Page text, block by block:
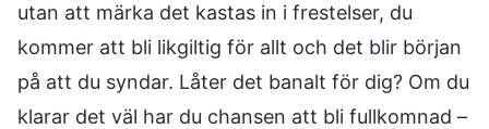
utan att märka det kastas in i frestelser, du
kommer att bli likgiltig för allt och det blir början
på att du syndar. Låter det banalt för dig? Om du
klarar det väl har du chansen att bli fullkomnad –